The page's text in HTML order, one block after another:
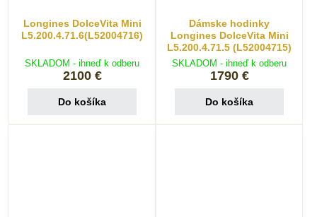
Longines DolceVita Mini
L5.200.4.71.6(L52004716)
SKLADOM - ihneď k odberu
2100 €
Do košíka
Dámske hodinky
Longines DolceVita Mini
L5.200.4.71.5 (L52004715)
SKLADOM - ihneď k odberu
1790 €
Do košíka